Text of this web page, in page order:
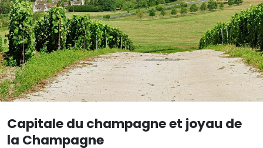
Capitale du champagne et joyau de
la Champagne